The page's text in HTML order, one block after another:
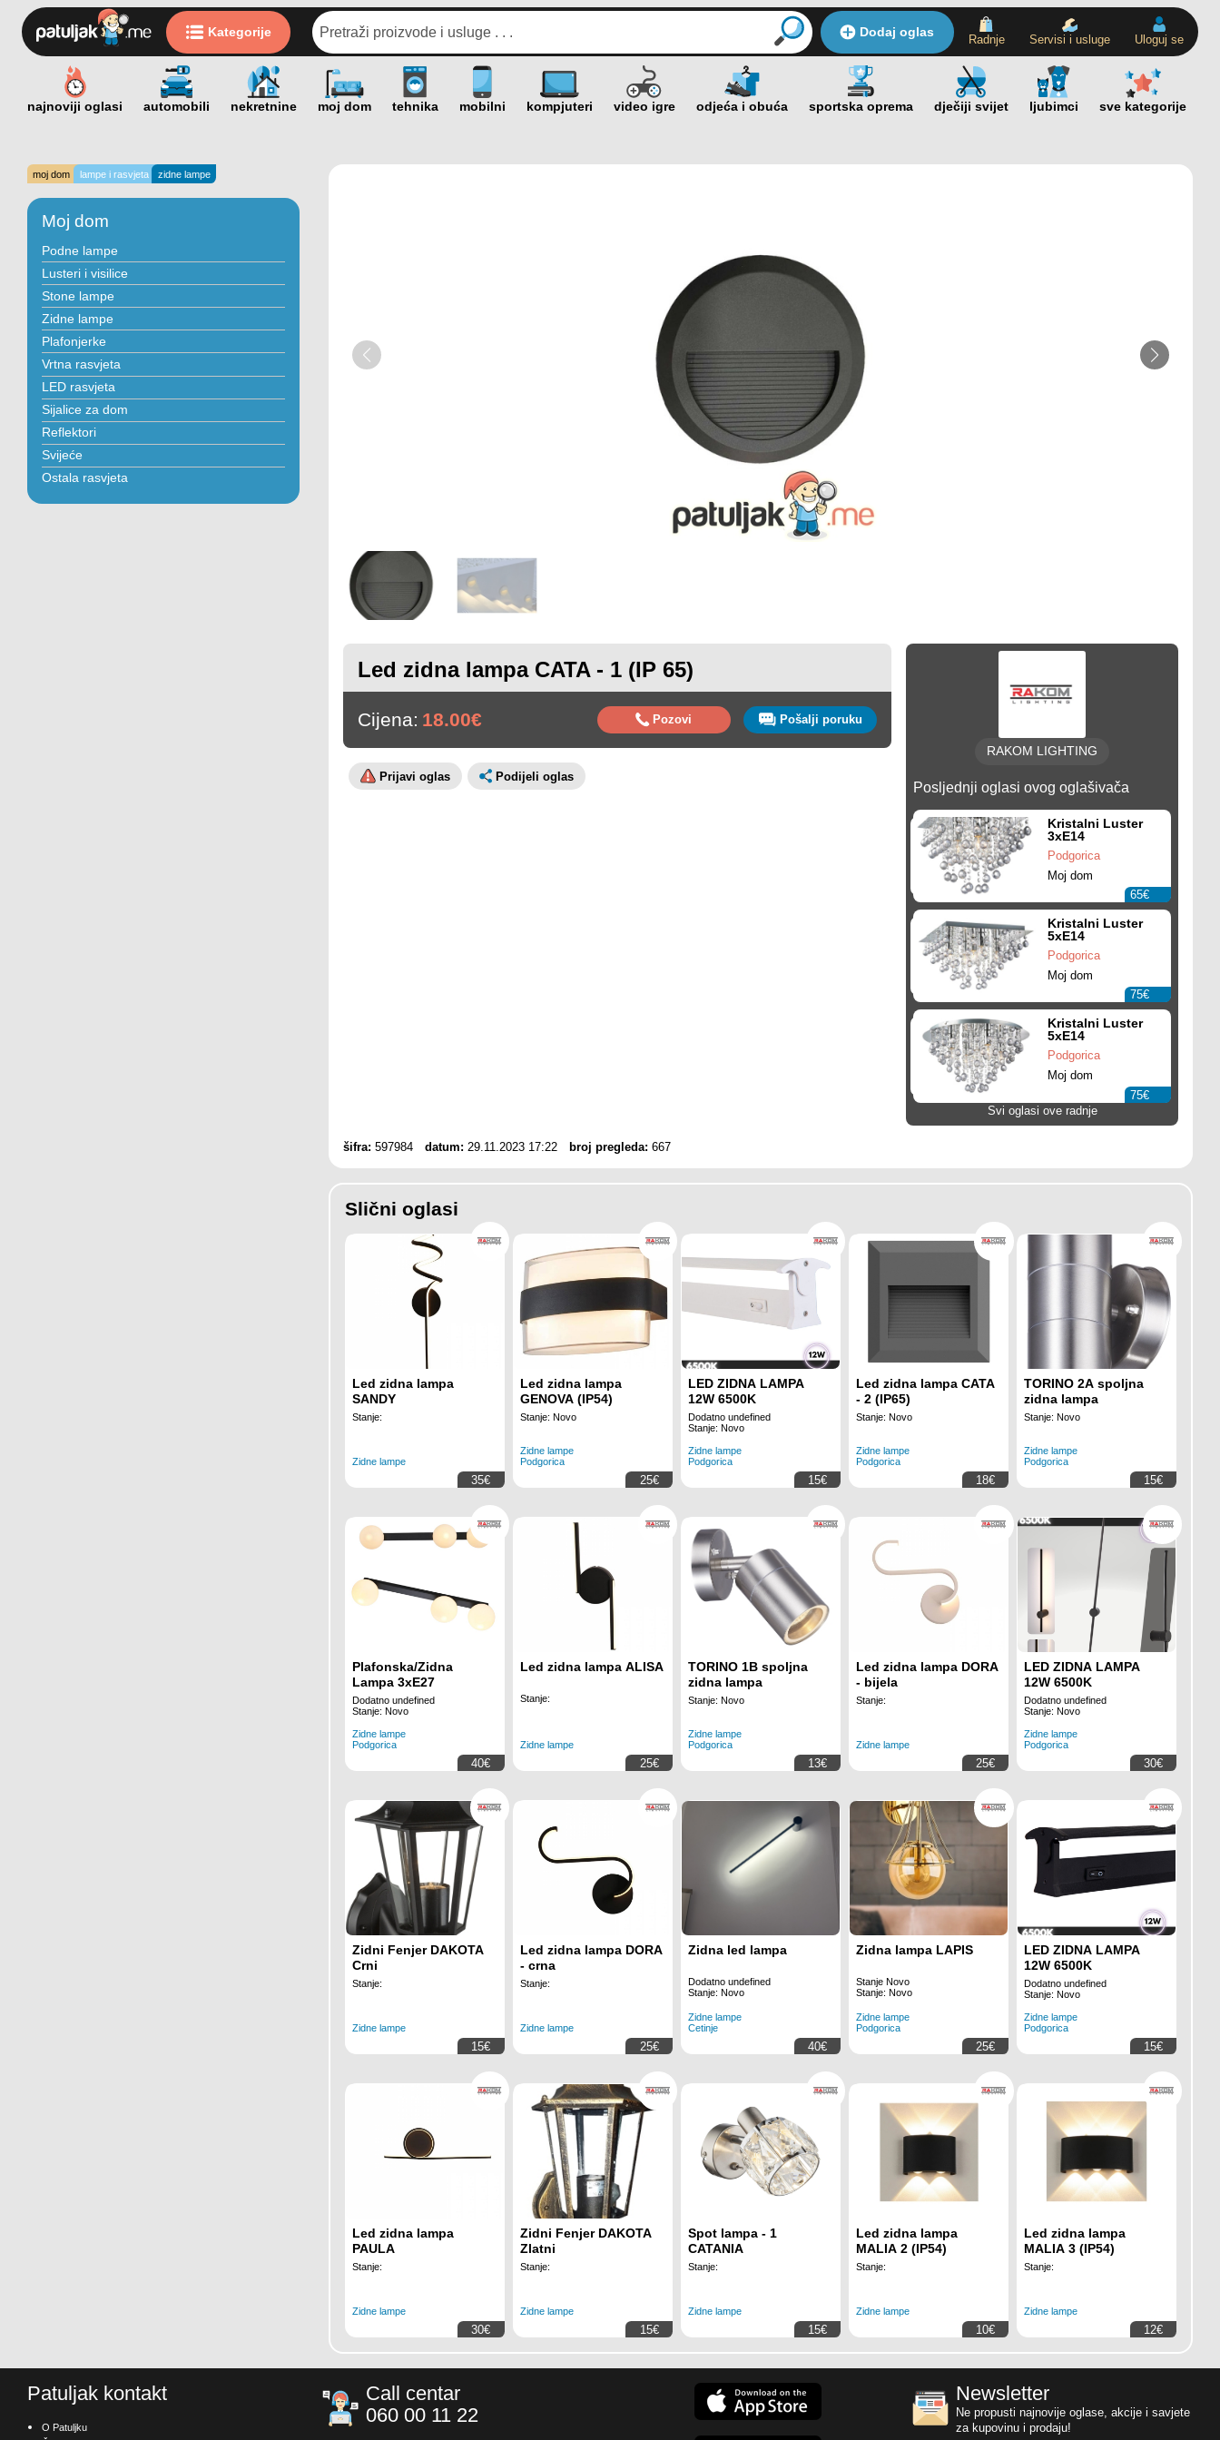
Kategorije Dodaj oglas
Radnje Servisi i usluge Uloguj se
moj dom lampe i rasvjeta zidne lampe
Moj dom
Podne lampe
Lusteri i visilice
Stone lampe
Zidne lampe
Plafonjerke
Vrtna rasvjeta
LED rasvjeta
Sijalice za dom
Reflektori
Svijeće
Ostala rasvjeta
Led zidna lampa CATA - 1 (IP 65)
Cijena: 18.00€ Pozovi Pošalji poruku
Prijavi oglas Podijeli oglas
RAKOM LIGHTING
Posljednji oglasi ovog oglašivača
Kristalni Luster
3xE14
Podgorica
Moj dom
65€
Kristalni Luster
5xE14
Podgorica
Moj dom
75€
Kristalni Luster
5xE14
Podgorica
Moj dom
75€
Svi oglasi ove radnje
šifra: 597984 datum: 29.11.2023 17:22 broj pregleda: 667
Slični oglasi
Led zidna lampa
SANDY
Stanje:
Zidne lampe
35€
Led zidna lampa
GENOVA (IP54)
Stanje: Novo
Zidne lampe
Podgorica
25€
LED ZIDNA LAMPA
12W 6500K
Dodatno undefined
Stanje: Novo
Zidne lampe
Podgorica
15€
Led zidna lampa CATA
- 2 (IP65)
Stanje: Novo
Zidne lampe
Podgorica
18€
TORINO 2A spoljna
zidna lampa
Stanje: Novo
Zidne lampe
Podgorica
15€
Plafonska/Zidna
Lampa 3xE27
Dodatno undefined
Stanje: Novo
Zidne lampe
Podgorica
40€
Led zidna lampa ALISA
Stanje:
Zidne lampe
25€
TORINO 1B spoljna
zidna lampa
Stanje: Novo
Zidne lampe
Podgorica
13€
Led zidna lampa DORA
- bijela
Stanje:
Zidne lampe
25€
LED ZIDNA LAMPA
12W 6500K
Dodatno undefined
Stanje: Novo
Zidne lampe
Podgorica
30€
Zidni Fenjer DAKOTA
Crni
Stanje:
Zidne lampe
15€
Led zidna lampa DORA
- crna
Stanje:
Zidne lampe
25€
Zidna led lampa
Dodatno undefined
Stanje: Novo
Zidne lampe
Cetinje
40€
Zidna lampa LAPIS
Stanje Novo
Stanje: Novo
Zidne lampe
Podgorica
25€
LED ZIDNA LAMPA
12W 6500K
Dodatno undefined
Stanje: Novo
Zidne lampe
Podgorica
15€
Led zidna lampa
PAULA
Stanje:
Zidne lampe
30€
Zidni Fenjer DAKOTA
Zlatni
Stanje:
Zidne lampe
15€
Spot lampa - 1
CATANIA
Stanje:
Zidne lampe
15€
Led zidna lampa
MALIA 2 (IP54)
Stanje:
Zidne lampe
10€
Led zidna lampa
MALIA 3 (IP54)
Stanje:
Zidne lampe
12€
Patuljak kontakt
O Patuljku
Call centar
060 00 11 22
Newsletter
Ne propusti najnovije oglase, akcije i savjete
za kupovinu i prodaju!